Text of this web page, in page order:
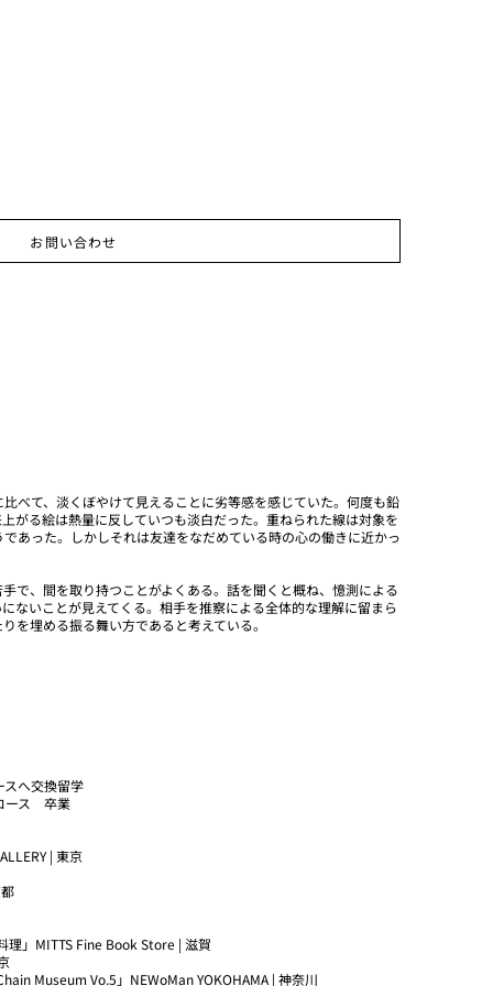
お問い合わせ
べて、淡くぼやけて見えることに劣等感を感じていた。何度も鉛
がる絵は熱量に反していつも淡白だった。重ねられた線は対象を
あった。しかしそれは友達をなだめている時の心の働きに近かっ
で、間を取り持つことがよくある。話を聞くと概ね、憶測による
ないことが見えてくる。相手を推察による全体的な理解に留まら
を埋める振る舞い方であると考えている。
へ交換留学
ース 卒業
| 東京
理」MITTS Fine Book Store | 滋賀
Museum Vo.5」NEWoMan YOKOHAMA | 神奈川